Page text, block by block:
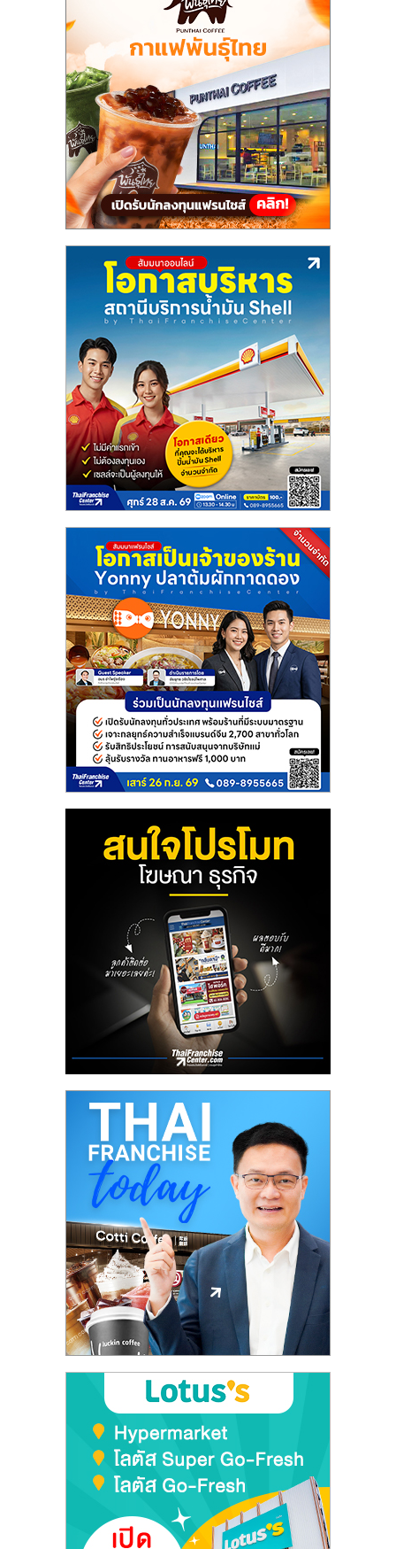
ไชส์,
รวม
แฟ
ไชส์
ขาย
แฟ
ไชส์
แฟ
ไชส์
ขาย
หน้า
บ้าน
ลงทุน
ปรึกษา
ลงทุน
และ
ขยาย
ไชส์,